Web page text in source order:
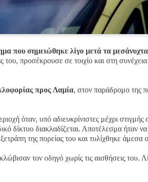
που σημειώθηκε λίγο μετά τα
προσέκρουσε σε τοιχίο και στη συνέχεια
προς Λαμία, στον παράδρομο της
όταν, υπό αδιευκρίνιστες μέχρι στιγμής
δίκτυο διακλαδίζεται. Αποτέλεσμα ήταν
της πορείας του και τυλίχθηκε άμεσα
τον οδηγό χωρίς τις αισθήσεις του.